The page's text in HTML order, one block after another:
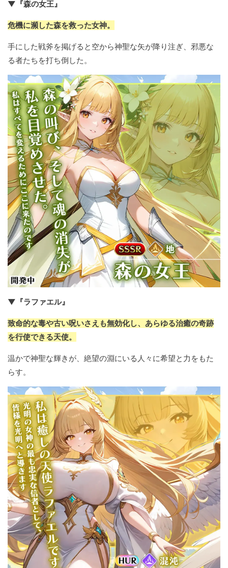
▼『森の女王』
危機に瀕した森を救った女神。
手にした戦斧を掲げると空から神聖な矢が降り注ぎ、邪悪な
る者たちを打ち倒した。
▼『ラファエル』
致命的な毒や古い呪いさえも無効化し、あらゆる治癒の奇跡
を行使できる天使。
温かで神聖な輝きが、絶望の淵にいる人々に希望と力をもた
らす。